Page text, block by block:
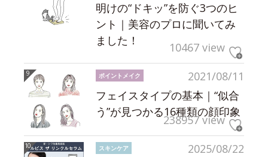
明けの“ドキッ”を防ぐ3つのヒ
ント｜美容のプロに聞いてみ
ました！
10467 view
2021/08/11
ポイントメイク
フェイスタイプの基本｜“似合
う”が見つかる16種類の顔印象
238957 view
2025/08/22
スキンケア